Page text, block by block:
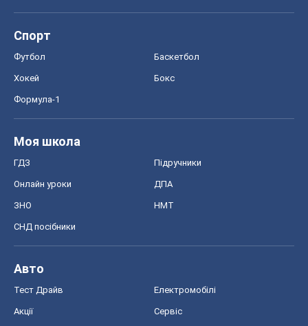
Спорт
Футбол Баскетбол
Хокей Бокс
Формула-1
Моя школа
ГДЗ Підручники
Онлайн уроки ДПА
ЗНО НМТ
СНД посібники
Авто
Тест Драйв Електромобілі
Акції Сервіс